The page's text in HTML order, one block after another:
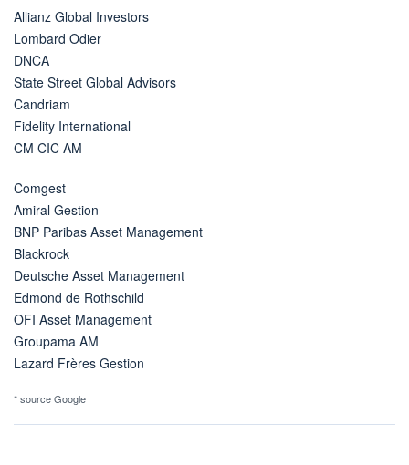
Allianz Global Investors
Lombard Odier
DNCA
State Street Global Advisors
Candriam
Fidelity International
CM CIC AM
Comgest
Amiral Gestion
BNP Paribas Asset Management
Blackrock
Deutsche Asset Management
Edmond de Rothschild
OFI Asset Management
Groupama AM
Lazard Frères Gestion
* source Google